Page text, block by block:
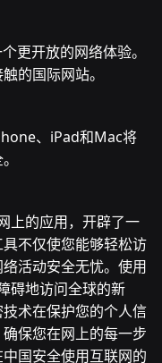
更开放的网络体验。
的国际网站。
、iPad和Mac将
上的应用，开辟了一
不仅使您能够轻松访
活动安全无忧。使用
碍地访问全球的新
术在保护您的个人信
保您在网上的每一步
国安全使用互联网的